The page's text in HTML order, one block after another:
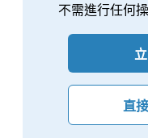
不需進行任何
直